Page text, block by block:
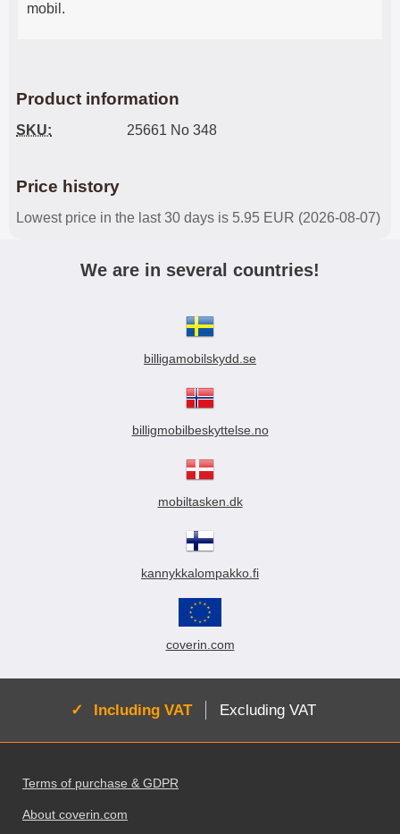
mobil.
Product information
SKU: 25661 No 348
Price history
Lowest price in the last 30 days is 5.95 EUR (2026-08-07)
We are in several countries!
billigamobilskydd.se
billigmobilbeskyttelse.no
mobiltasken.dk
kannykkalompakko.fi
coverin.com
Active:
Including VAT Excluding VAT
Terms of purchase & GDPR
About coverin.com